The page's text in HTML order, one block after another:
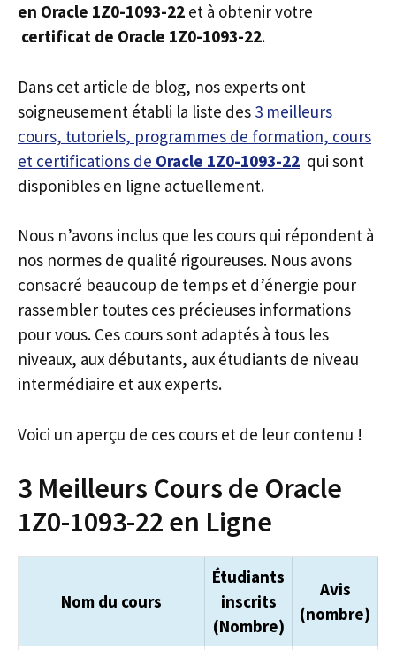
en Oracle 1Z0-1093-22 et à obtenir votre
certificat de Oracle 1Z0-1093-22.
Dans cet article de blog, nos experts ont
soigneusement établi la liste des 3 meilleurs
cours, tutoriels, programmes de formation, cours
et certifications de Oracle 1Z0-1093-22 qui sont
disponibles en ligne actuellement.
Nous n’avons inclus que les cours qui répondent à
nos normes de qualité rigoureuses. Nous avons
consacré beaucoup de temps et d’énergie pour
rassembler toutes ces précieuses informations
pour vous. Ces cours sont adaptés à tous les
niveaux, aux débutants, aux étudiants de niveau
intermédiaire et aux experts.
Voici un aperçu de ces cours et de leur contenu !
3 Meilleurs Cours de Oracle
1Z0-1093-22 en Ligne
Nom du cours
Étudiants
inscrits
(Nombre)
Avis
(nombre)